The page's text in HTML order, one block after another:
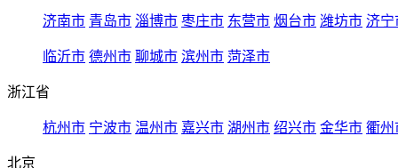
济南市 青岛市 淄博市 枣庄市 东营市 烟台市 潍坊市 济宁
临沂市 德州市 聊城市 滨州市 菏泽市
浙江省
杭州市 宁波市 温州市 嘉兴市 湖州市 绍兴市 金华市 衢州
北京